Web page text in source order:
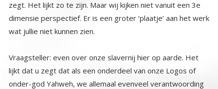
wat jullie niet kunnen zien.
Vraagsteller: even over onze slavernij hier op aarde. Het
lijkt dat u zegt dat als een onderdeel van onze Logos of
onder-god Yahweh, we allemaal evenveel verantwoording
dragen voor zijn beslissing om jullie hier gevangen te
houden op onze derde dimensie planeet aarde. Dat is een
interessante gedachte. In dat geval moet onze totale